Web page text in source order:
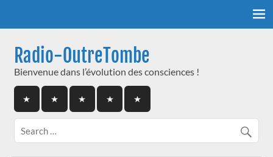
Radio-OutreTombe
Bienvenue dans l’évolution des consciences !